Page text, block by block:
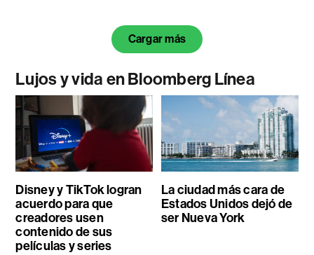
Cargar más
Lujos y vida en Bloomberg Línea
Disney y TikTok logran
acuerdo para que
creadores usen
contenido de sus
películas y series
La ciudad más cara de
Estados Unidos dejó de
ser Nueva York